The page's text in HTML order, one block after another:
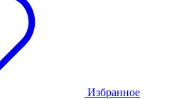
Избранное